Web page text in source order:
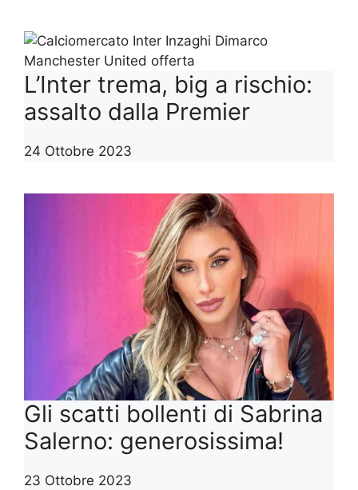
L’Inter trema, big a rischio:
assalto dalla Premier
24 Ottobre 2023
Gli scatti bollenti di Sabrina
Salerno: generosissima!
23 Ottobre 2023